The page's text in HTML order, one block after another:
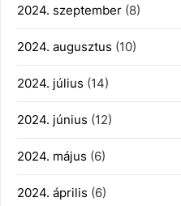
2024. szeptember (8)
2024. augusztus (10)
2024. július (14)
2024. június (12)
2024. május (6)
2024. április (6)